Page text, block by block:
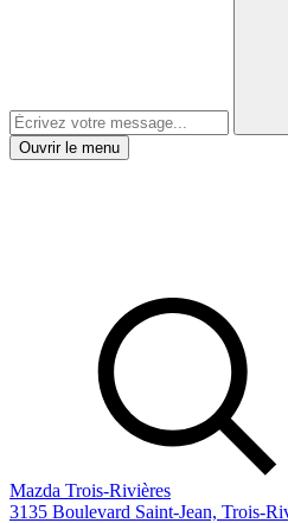
Ouvrir le menu
Mazda Trois-Rivières
3135 Boulevard Saint-Jean, Trois-